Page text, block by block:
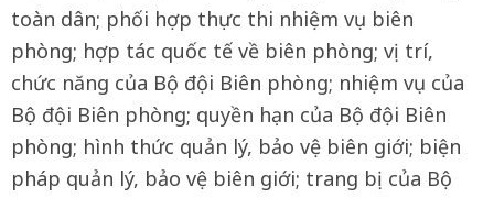
toàn dân; phối hợp thực thi nhiệm vụ biên
phòng; hợp tác quốc tế về biên phòng; vị trí,
chức năng của Bộ đội Biên phòng; nhiệm vụ của
Bộ đội Biên phòng; quyền hạn của Bộ đội Biên
phòng; hình thức quản lý, bảo vệ biên giới; biện
pháp quản lý, bảo vệ biên giới; trang bị của Bộ